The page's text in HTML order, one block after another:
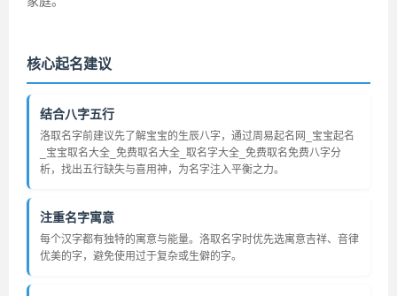
核心起名建议
结合八字五行
洛取名字前建议先了解宝宝的生辰八字，通过周易起名网_宝宝起名
_宝宝取名大全_免费取名大全_取名字大全_免费取名免费八字分
析，找出五行缺失与喜用神，为名字注入平衡之力。
注重名字寓意
每个汉字都有独特的寓意与能量。洛取名字时优先选寓意吉祥、音律
优美的字，避免使用过于复杂或生僻的字。